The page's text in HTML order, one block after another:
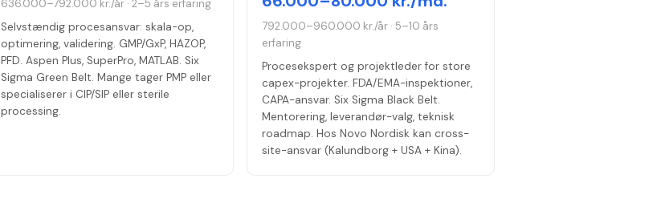
636.000–792.000 kr./år· 2–5 års erfaring
Selvstændig procesansvar: skala-op,
optimering, validering. GMP/GxP, HAZOP,
PFD. Aspen Plus, SuperPro, MATLAB. Six
Sigma Green Belt. Mange tager PMP eller
specialiserer i CIP/SIP eller sterile
processing.
792.000–960.000 kr./år ·5–10 års
erfaring
Procesekspert og projektleder for store
capex-projekter. FDA/EMA-inspektioner,
CAPA-ansvar. Six Sigma Black Belt.
Mentorering, leverandør-valg, teknisk
roadmap. Hos Novo Nordisk kan cross-
site-ansvar (Kalundborg + USA + Kina).